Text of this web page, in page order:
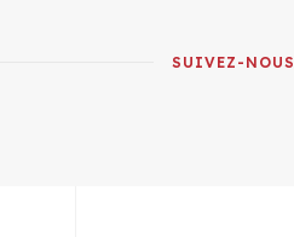
SUIVEZ-NOUS